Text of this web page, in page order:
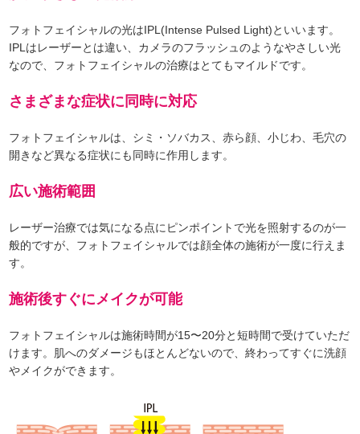
フォトフェイシャルの光はIPL(Intense Pulsed Light)といいます。
IPLはレーザーとは違い、カメラのフラッシュのようなやさしい光
なので、フォトフェイシャルの治療はとてもマイルドです。
さまざまな症状に同時に対応
フォトフェイシャルは、シミ・ソバカス、赤ら顔、小じわ、毛穴の
開きなど異なる症状にも同時に作用します。
広い施術範囲
レーザー治療では気になる点にピンポイントで光を照射するのが一
般的ですが、フォトフェイシャルでは顔全体の施術が一度に行えま
す。
施術後すぐにメイクが可能
フォトフェイシャルは施術時間が15〜20分と短時間で受けていただ
けます。肌へのダメージもほとんどないので、終わってすぐに洗顔
やメイクができます。